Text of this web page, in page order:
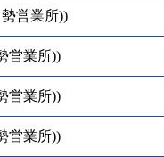
営業所))
営業所))
営業所))
営業所))